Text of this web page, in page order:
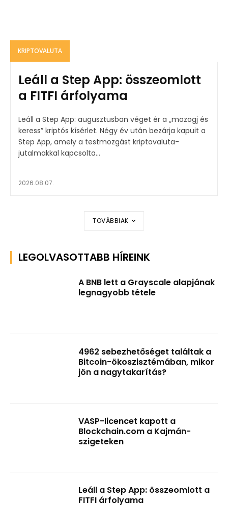
KRIPTOVALUTA
Leáll a Step App: összeomlott
a FITFI árfolyama
Leáll a Step App: augusztusban véget ér a „mozogj és
keress” kriptós kísérlet. Négy év után bezárja kapuit a
Step App, amely a testmozgást kriptovaluta-
jutalmakkal kapcsolta...
2026.08.07.
TOVÁBBIAK
LEGOLVASOTTABB HÍREINK
A BNB lett a Grayscale alapjának
legnagyobb tétele
4962 sebezhetőséget találtak a
Bitcoin-ökoszisztémában, mikor
jön a nagytakarítás?
VASP-licencet kapott a
Blockchain.com a Kajmán-
szigeteken
Leáll a Step App: összeomlott a
FITFI árfolyama